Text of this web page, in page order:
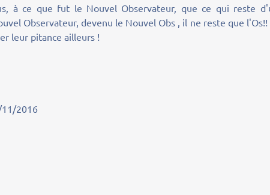
à ce que fut le Nouvel Observateur, que ce qui reste
Observateur, devenu le Nouvel Obs , il ne reste que l'Os!!
leur pitance ailleurs !
2016